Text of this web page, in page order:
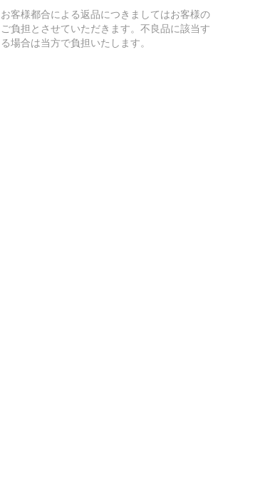
お客様都合による返品につきましてはお客様の
ご負担とさせていただきます。不良品に該当す
る場合は当方で負担いたします。